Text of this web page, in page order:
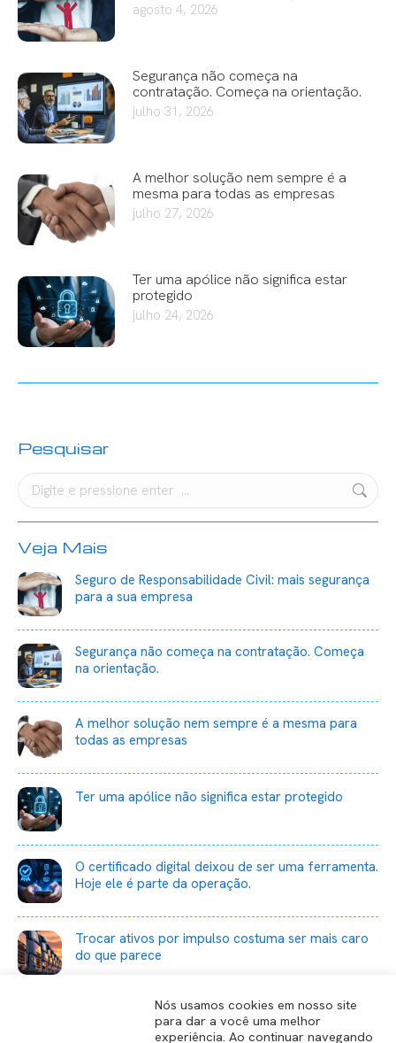
agosto 4, 2026
Segurança não começa na
contratação. Começa na orientação.
julho 31, 2026
A melhor solução nem sempre é a
mesma para todas as empresas
julho 27, 2026
Ter uma apólice não significa estar
protegido
julho 24, 2026
Pesquisar
Search:
Veja Mais
Seguro de Responsabilidade Civil: mais segurança
para a sua empresa
Segurança não começa na contratação. Começa
na orientação.
A melhor solução nem sempre é a mesma para
todas as empresas
Ter uma apólice não significa estar protegido
O certificado digital deixou de ser uma ferramenta.
Hoje ele é parte da operação.
Trocar ativos por impulso costuma ser mais caro
do que parece
Nós usamos cookies em nosso site
para dar a você uma melhor
experiência. Ao continuar navegando